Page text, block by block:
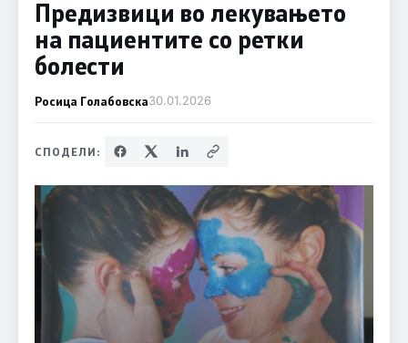
Предизвици во лекувањето
на пациентите со ретки
болести
Росица Голабовска30.01.2026
СПОДЕЛИ: